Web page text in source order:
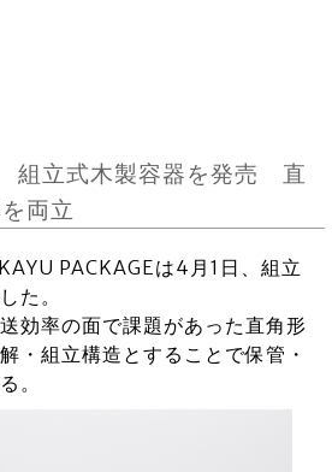
組立式木製容器を発売 直
両立
PACKAGEは4月1日、組立
た。
効率の面で課題があった直角形
・組立構造とすることで保管・
。